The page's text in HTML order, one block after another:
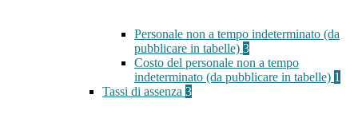
Personale non a tempo indeterminato (da
pubblicare in tabelle) 3
Costo del personale non a tempo
indeterminato (da pubblicare in tabelle) 1
Tassi di assenza 3